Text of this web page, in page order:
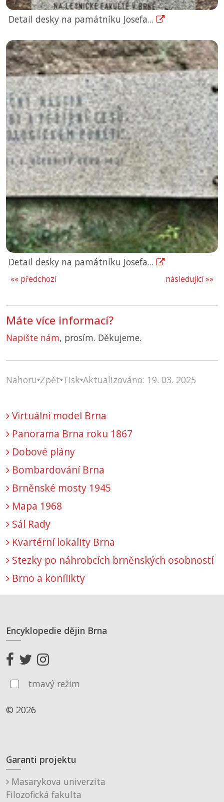
Detail desky na památníku Josefa...
Detail desky na památníku Josefa...
následující »»
«« předchozí
Máte více informací?
Napište nám, prosím. Děkujeme.
Nahoru•Zpět•Tisk•Aktualizováno: 19. 03. 2025
Virtuální model Brna
Panorama Brna roku 1867
Dobové plány
Bombardování Brna
Brněnské mosty 1945
Mapa 1968
Sál Rady
Kvartérní lokality Brna
Stezky po náhrobcích brněnských osobností
Brno a konflikty
Encyklopedie dějin Brna
tmavý režim
© 2026
Garanti projektu
Masarykova univerzita
Filozofická fakulta